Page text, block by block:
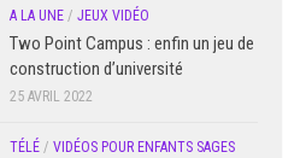
A LA UNE / JEUX VIDÉO
Two Point Campus : enfin un jeu de
construction d’université
25 AVRIL 2022
TÉLÉ / VIDÉOS POUR ENFANTS SAGES